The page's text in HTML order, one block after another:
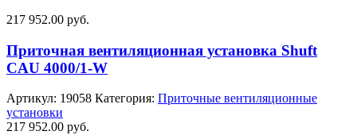
217 952.00 руб.
Приточная вентиляционная установка Shuft
CAU 4000/1-W
Артикул: 19058 Категория: Приточные вентиляционные
установки
217 952.00 руб.